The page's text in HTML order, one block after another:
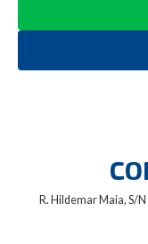
R. Hildemar Maia, S/